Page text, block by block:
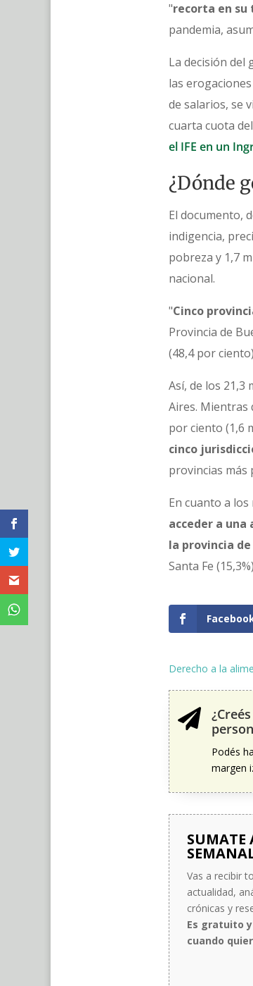
"recorta en su
pandemia,
La decisión del
las
de salarios, se
cuarta cuota
el IFE en un
¿Dónde
El documento,
indigencia,
pobreza y 1,7
nacional.
"Cinco
Provincia de
(48,4 por
Así, de los
Aires. Mientras
por ciento (1,6
cinco
provincias más
En cuanto a
acceder a
la provincia
Santa Fe
Derecho a la

Podés
margen
SUMATE
Vas a recibir
actualidad,
crónicas y
Es gratuito
cuando